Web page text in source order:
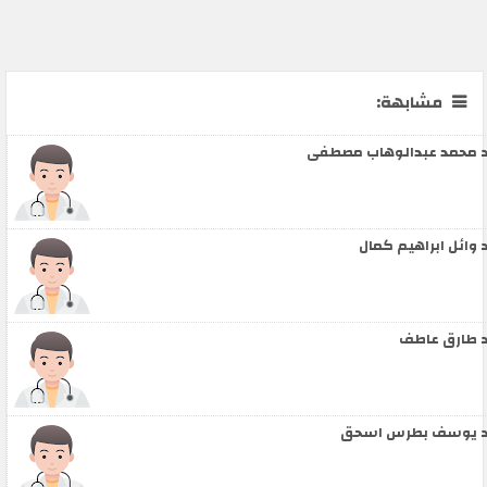
مشابهة:
محمد عبدالوهاب مصطفى
وائل ابراهيم كمال
طارق عاطف
يوسف بطرس اسحق